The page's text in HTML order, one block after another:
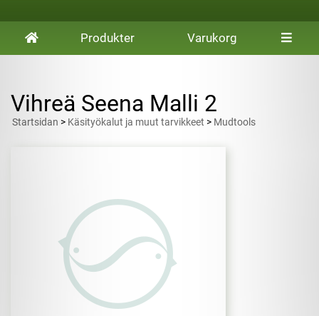
Produkter Varukorg
Vihreä Seena Malli 2
Startsidan > Käsityökalut ja muut tarvikkeet > Mudtools